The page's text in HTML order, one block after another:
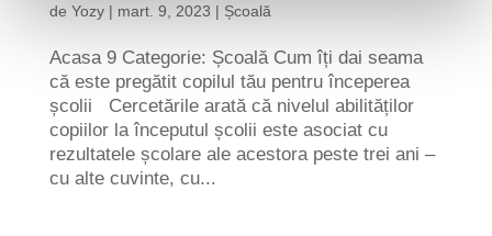
de Yozy| mart. 9, 2023 | Școală
Acasa 9 Categorie: Școală Cum îți dai seama
că este pregătit copilul tău pentru începerea
școlii Cercetările arată că nivelul abilităților
copiilor la începutul școlii este asociat cu
rezultatele școlare ale acestora peste trei ani –
cu alte cuvinte, cu...